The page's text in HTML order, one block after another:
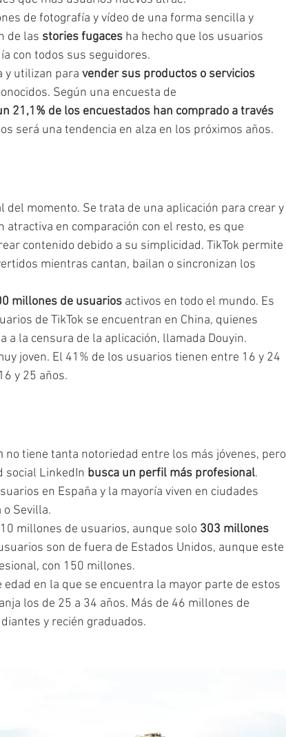
de fotografía y vídeo de una forma sencilla y
de las stories fugaces ha hecho que los usuarios
con todos sus seguidores.
y utilizan para vender sus productos o servicios
Según una encuesta de
21,1% de los encuestados han comprado a través
será una tendencia en alza en los próximos años.
del momento. Se trata de una aplicación para crear y
en comparación con el resto, es que
contenido debido a su simplicidad. TikTok permite
mientras cantan, bailan o sincronizan los
millones de usuarios activos en todo el mundo. Es
de TikTok se encuentran en China, quienes
la censura de la aplicación, llamada Douyin.
joven. El 41% de los usuarios tienen entre 16 y 24
y 25 años.
no tiene tanta notoriedad entre los más jóvenes, pero
social LinkedIn busca un perfil más profesional.
en España y la mayoría viven en ciudades
o Sevilla.
millones de usuarios, aunque solo 303 millones
son de fuera de Estados Unidos, aunque este
con 150 millones.
en la que se encuentra la mayor parte de estos
los de 25 a 34 años. Más de 46 millones de
y recién graduados.